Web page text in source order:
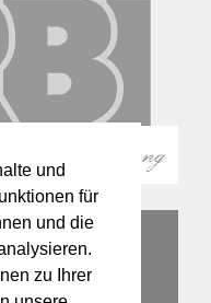
und
für
und die
zu Ihrer